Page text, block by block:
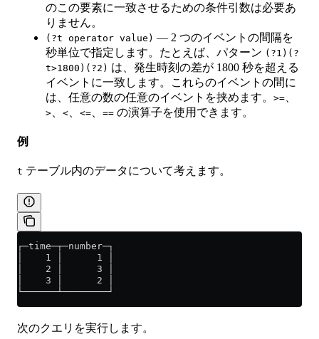
のこの要素に一致させるための条件引数は必要あ
りません。
(?t operator value) — 2 つのイベントの間隔を
秒単位で指定します。たとえば、パターン (?1)(?
t>1800)(?2) は、発生時刻の差が 1800 秒を超える
イベントに一致します。これらのイベントの間に
は、任意の数の任意のイベントを挟めます。 >=
> < <= == の演算子を使用できます。
例
t テーブル内のデータについて考えます。
┌─time─┬─number─┐
│    1 │      1 │
│    2 │      3 │
│    3 │      2 │
└──────┴────────┘
次のクエリを実行します。